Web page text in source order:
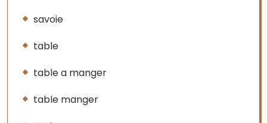
savoie
table
table a manger
table manger